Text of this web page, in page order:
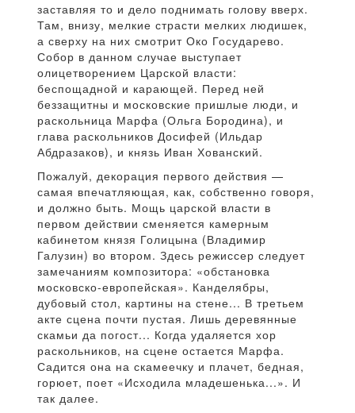
заставляя то и дело поднимать голову вверх.
Там, внизу, мелкие страсти мелких людишек,
а сверху на них смотрит Око Государево.
Собор в данном случае выступает
олицетворением Царской власти:
беспощадной и карающей. Перед ней
беззащитны и московские пришлые люди, и
раскольница Марфа (Ольга Бородина), и
глава раскольников Досифей (Ильдар
Абдразаков), и князь Иван Хованский.
Пожалуй, декорация первого действия —
самая впечатляющая, как, собственно говоря,
и должно быть. Мощь царской власти в
первом действии сменяется камерным
кабинетом князя Голицына (Владимир
Галузин) во втором. Здесь режиссер следует
замечаниям композитора: «обстановка
московско-европейская». Канделябры,
дубовый стол, картины на стене... В третьем
акте сцена почти пустая. Лишь деревянные
скамьи да погост... Когда удаляется хор
раскольников, на сцене остается Марфа.
Садится она на скамеечку и плачет, бедная,
горюет, поет «Исходила младешенька...». И
так далее.